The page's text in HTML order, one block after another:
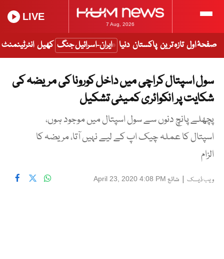
7 Aug, 2026
LIVE
صفحۂ اول تازہ ترین پاکستان دنیا ایران-اسرائیل جنگ کھیل انٹرٹینمنٹ
سول اسپتال کراچی میں داخل کورونا کی مریضہ کی
شکایت پر انکوائری کمیٹی تشکیل
پچھلے پانچ دنوں سے سول اسپتال میں موجود ہوں،
اسپتال کا عملہ چیک اپ کے لیے نہیں آتا، مریضہ کا
الزام
ویب ڈیسک | شائع April 23, 2020 4:08 PM